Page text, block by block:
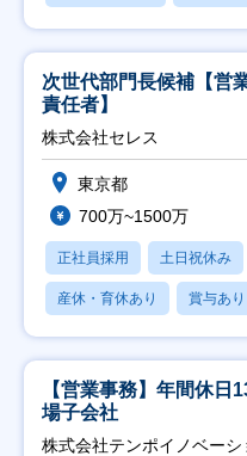
次世代部門長候補【営
責任者】
株式会社セレス
東京都
700万~1500万
正社員採用 土日祝休み
産休・育休あり 賞与あり
【営業事務】年間休日
場子会社
株式会社テンポイノベーシ